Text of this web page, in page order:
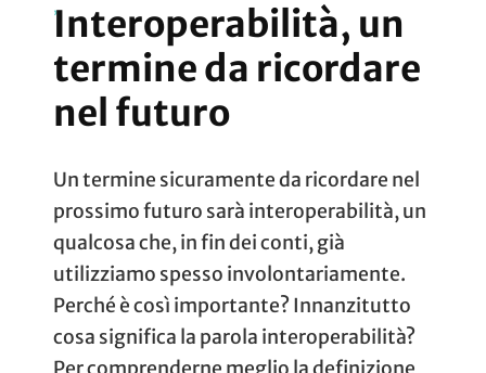
Interoperabilità, un
termine da ricordare
nel futuro
Un termine sicuramente da ricordare nel
prossimo futuro sarà interoperabilità, un
qualcosa che, in fin dei conti, già
utilizziamo spesso involontariamente.
Perché è così importante? Innanzitutto
cosa significa la parola interoperabilità?